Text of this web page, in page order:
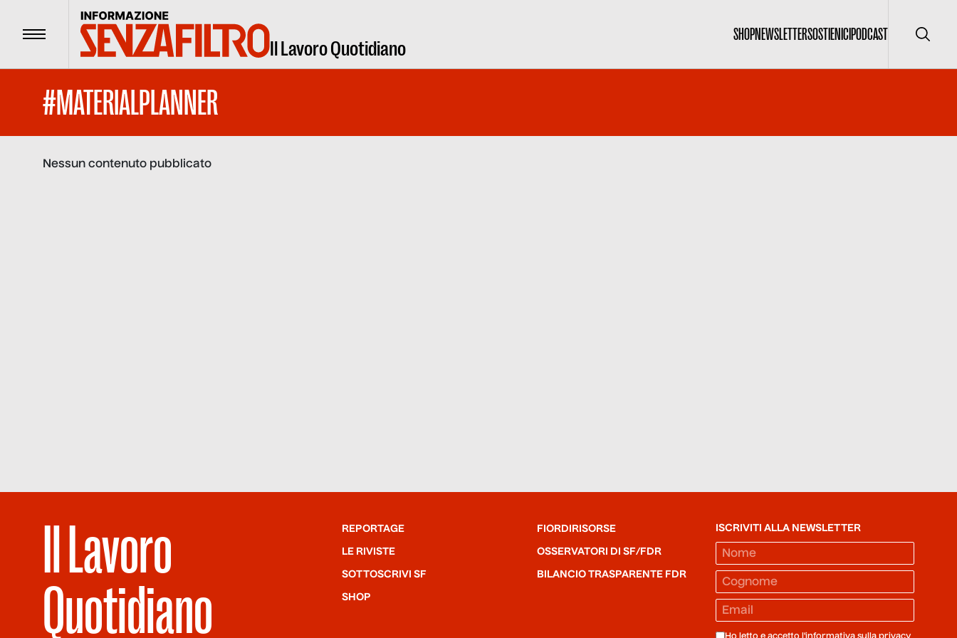
Menu Il Lavoro Quotidiano
SHOPNEWSLETTERSOSTIENICIPODCAST Cerca
#MATERIALPLANNER
Nessun contenuto pubblicato
Il Lavoro
Quotidiano
REPORTAGE
LE RIVISTE
SOTTOSCRIVI SF
SHOP
FIORDIRISORSE
OSSERVATORI DI SF/FDR
BILANCIO TRASPARENTE FDR
ISCRIVITI ALLA NEWSLETTER